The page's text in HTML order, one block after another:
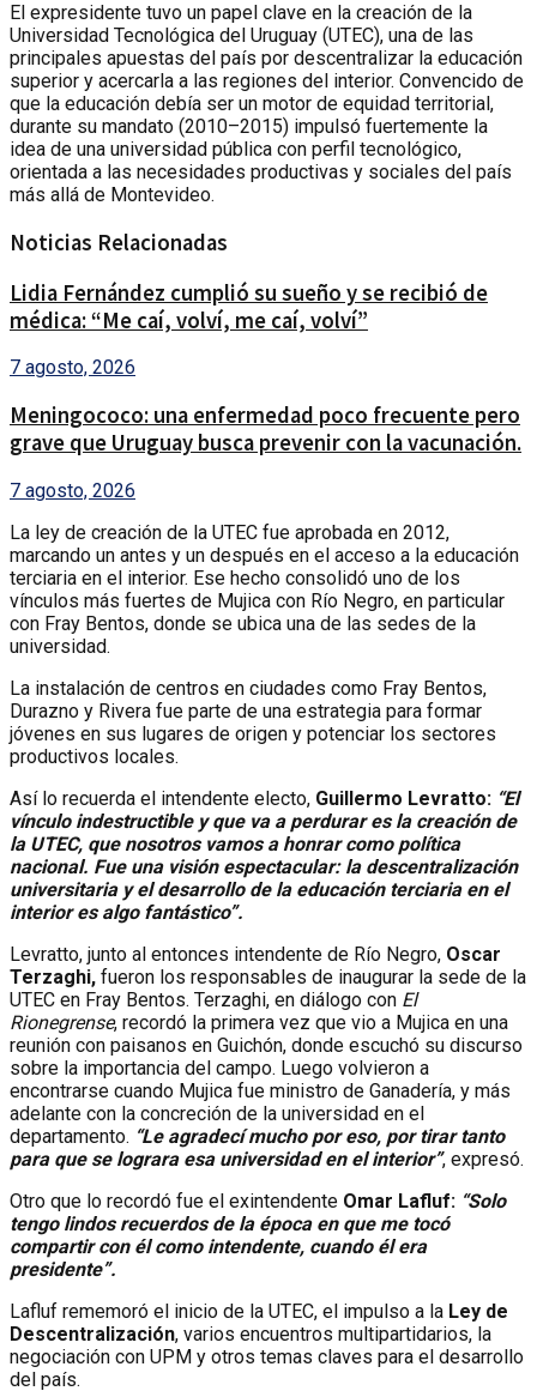
El expresidente tuvo un papel clave en la creación de la
Universidad Tecnológica del Uruguay (UTEC), una de las
principales apuestas del país por descentralizar la educación
superior y acercarla a las regiones del interior. Convencido de
que la educación debía ser un motor de equidad territorial,
durante su mandato (2010–2015) impulsó fuertemente la
idea de una universidad pública con perfil tecnológico,
orientada a las necesidades productivas y sociales del país
más allá de Montevideo.
Noticias Relacionadas
Lidia Fernández cumplió su sueño y se recibió de
médica: “Me caí, volví, me caí, volví”
7 agosto, 2026
Meningococo: una enfermedad poco frecuente pero
grave que Uruguay busca prevenir con la vacunación.
7 agosto, 2026
La ley de creación de la UTEC fue aprobada en 2012,
marcando un antes y un después en el acceso a la educación
terciaria en el interior. Ese hecho consolidó uno de los
vínculos más fuertes de Mujica con Río Negro, en particular
con Fray Bentos, donde se ubica una de las sedes de la
universidad.
La instalación de centros en ciudades como Fray Bentos,
Durazno y Rivera fue parte de una estrategia para formar
jóvenes en sus lugares de origen y potenciar los sectores
productivos locales.
Así lo recuerda el intendente electo, Guillermo Levratto: “El
vínculo indestructible y que va a perdurar es la creación de
la UTEC, que nosotros vamos a honrar como política
nacional. Fue una visión espectacular: la descentralización
universitaria y el desarrollo de la educación terciaria en el
interior es algo fantástico”.
Levratto, junto al entonces intendente de Río Negro, Oscar
Terzaghi, fueron los responsables de inaugurar la sede de la
UTEC en Fray Bentos. Terzaghi, en diálogo con El
Rionegrense, recordó la primera vez que vio a Mujica en una
reunión con paisanos en Guichón, donde escuchó su discurso
sobre la importancia del campo. Luego volvieron a
encontrarse cuando Mujica fue ministro de Ganadería, y más
adelante con la concreción de la universidad en el
departamento. “Le agradecí mucho por eso, por tirar tanto
para que se lograra esa universidad en el interior”, expresó.
Otro que lo recordó fue el exintendente Omar Lafluf: “Solo
tengo lindos recuerdos de la época en que me tocó
compartir con él como intendente, cuando él era
presidente”.
Lafluf rememoró el inicio de la UTEC, el impulso a la Ley de
Descentralización, varios encuentros multipartidarios, la
negociación con UPM y otros temas claves para el desarrollo
del país.